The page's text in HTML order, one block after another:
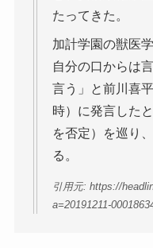
たってきた。
加計学園の獣医
自分の口からは
言う」と前川喜
時）に発言した
を否定）を巡り
る。
引用元: https://
a=20191211-